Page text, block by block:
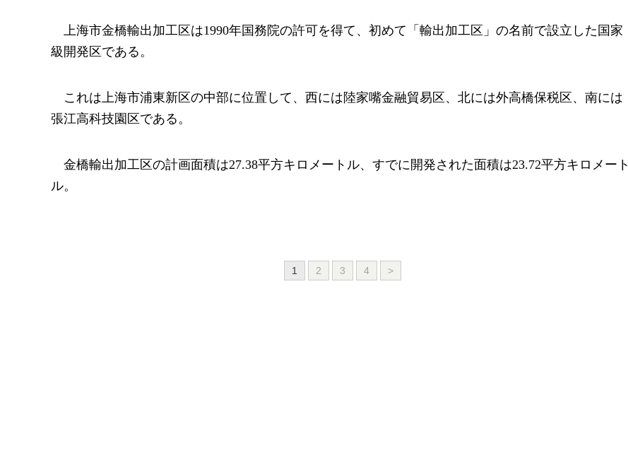
上海市金橋輸出加工区は1990年国務院の許可を得て、初めて「輸出加工区」の名前で設立した国家
級開発区である。
これは上海市浦東新区の中部に位置して、西には陸家嘴金融貿易区、北には外高橋保税区、南には
張江高科技園区である。
金橋輸出加工区の計画面積は27.38平方キロメートル、すでに開発された面積は23.72平方キロメート
ル。
1 2 3 4 >